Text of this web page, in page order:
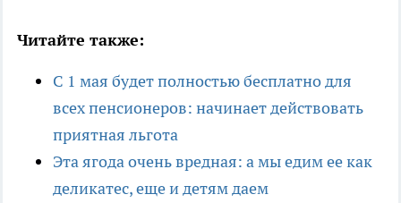
Читайте также:
С 1 мая будет полностью бесплатно для
всех пенсионеров: начинает действовать
приятная льгота
Эта ягода очень вредная: а мы едим ее как
деликатес, еще и детям даем